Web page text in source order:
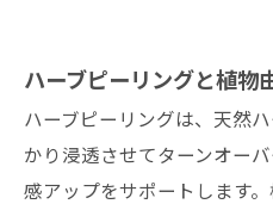
ハーブピーリングと植物
ハーブピーリングは、天然
かり浸透させてターンオー
感アップをサポートします